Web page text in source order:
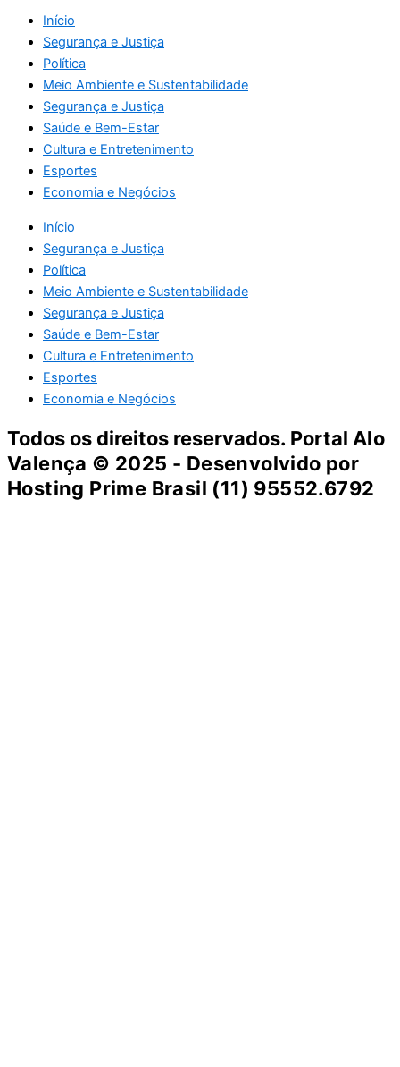
Início
Segurança e Justiça
Política
Meio Ambiente e Sustentabilidade
Segurança e Justiça
Saúde e Bem-Estar
Cultura e Entretenimento
Esportes
Economia e Negócios
Início
Segurança e Justiça
Política
Meio Ambiente e Sustentabilidade
Segurança e Justiça
Saúde e Bem-Estar
Cultura e Entretenimento
Esportes
Economia e Negócios
Todos os direitos reservados. Portal Alo
Valença © 2025 - Desenvolvido por
Hosting Prime Brasil (11) 95552.6792